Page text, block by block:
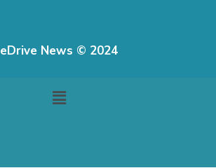
eDrive News © 2024
Menu